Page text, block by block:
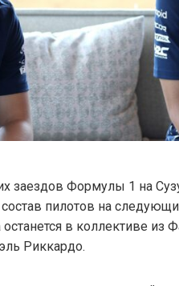
заездов Формулы 1 на
пилотов на
в коллективе из
Риккардо.